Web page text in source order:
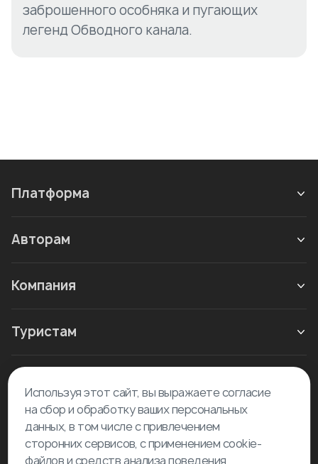
заброшенного особняка и пугающих
легенд Обводного канала.
Платформа
Авторам
Компания
Туристам
Новое в блоге
Используя этот сайт, вы выражаете согласие
на сбор и обработку ваших персональных
данных, в том числе с привлечением
сторонних сервисов, с применением cookie-
файлов и средств анализа поведения